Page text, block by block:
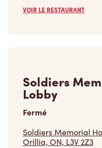
VOIR LE RESTAURANT
Soldiers
Lobby
Fermé
Soldiers Memorial
Orillia, ON, L3V 2Z3